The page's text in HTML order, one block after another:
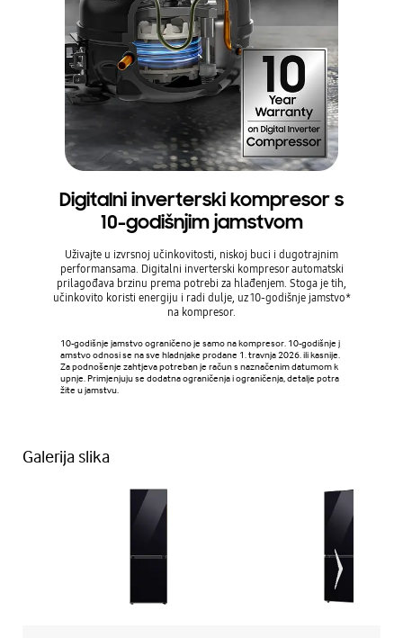
Digitalni inverterski kompresor s
10-godišnjim jamstvom
Uživajte u izvrsnoj učinkovitosti, niskoj buci i dugotrajnim
performansama. Digitalni inverterski kompresor automatski
prilagođava brzinu prema potrebi za hlađenjem. Stoga je tih,
učinkovito koristi energiju i radi dulje, uz 10-godišnje jamstvo*
na kompresor.
10-godišnje jamstvo ograničeno je samo na kompresor. 10-godišnje j
amstvo odnosi se na sve hladnjake prodane 1. travnja 2026. ili kasnije.
Za podnošenje zahtjeva potreban je račun s naznačenim datumom k
upnje. Primjenjuju se dodatna ograničenja i ograničenja, detalje potra
žite u jamstvu.
Galerija slika